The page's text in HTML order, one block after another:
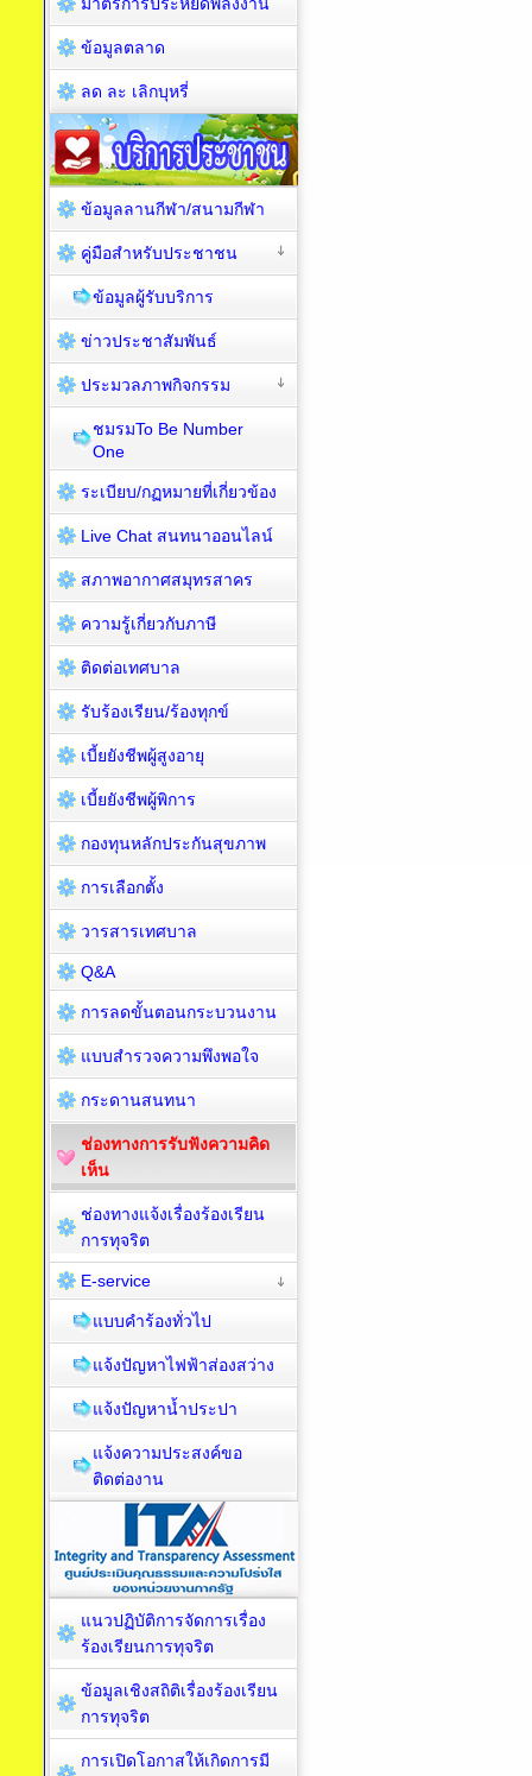
ข้อมูลตลาด
ลด ละ เลิกบุหรี่
ข้อมูลลานกีฬา/สนามกีฬา
คู่มือสำหรับประชาชน
ข้อมูลผู้รับบริการ
ข่าวประชาสัมพันธ์
ประมวลภาพกิจกรรม
ชมรมTo Be Number
One
ระเบียบ/กฏหมายที่เกี่ยวข้อง
Live Chat สนทนาออนไลน์
สภาพอากาศสมุทรสาคร
ความรู้เกี่ยวกับภาษี
ติดต่อเทศบาล
รับร้องเรียน/ร้องทุกข์
เบี้ยยังชีพผู้สูงอายุ
เบี้ยยังชีพผู้พิการ
กองทุนหลักประกันสุขภาพ
การเลือกตั้ง
วารสารเทศบาล
Q&A
การลดขั้นตอนกระบวนงาน
แบบสำรวจความพึงพอใจ
กระดานสนทนา
ช่องทางการรับฟังความคิด
เห็น
ช่องทางแจ้งเรื่องร้องเรียน
การทุจริต
E-service
แบบคำร้องทั่วไป
แจ้งปัญหาไฟฟ้าส่องสว่าง
แจ้งปัญหาน้ำประปา
แจ้งความประสงค์ขอ
ติดต่องาน
แนวปฏิบัติการจัดการเรื่อง
ร้องเรียนการทุจริต
ข้อมูลเชิงสถิติเรื่องร้องเรียน
การทุจริต
การเปิดโอกาสให้เกิดการมี